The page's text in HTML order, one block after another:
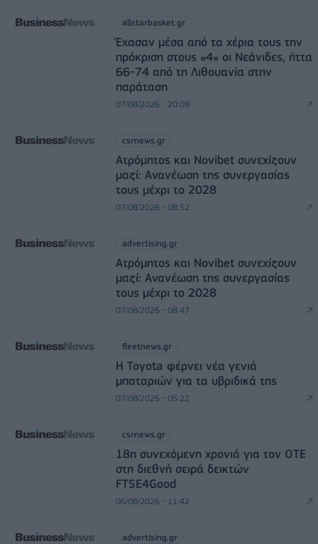
allstarbasket.gr
Έχασαν μέσα από τα χέρια τους την
πρόκριση στους «4» οι Νεάνιδες, ήττα
66-74 από τη Λιθουανία στην
παράταση
07/08/2026 - 20:09
csrnews.gr
Ατρόμητος και Novibet συνεχίζουν
μαζί: Ανανέωση της συνεργασίας
τους μέχρι το 2028
07/08/2026 - 08:52
advertising.gr
Ατρόμητος και Novibet συνεχίζουν
μαζί: Ανανέωση της συνεργασίας
τους μέχρι το 2028
07/08/2026 - 08:47
fleetnews.gr
Η Toyota φέρνει νέα γενιά
μπαταριών για τα υβριδικά της
07/08/2026 - 05:22
csrnews.gr
18η συνεχόμενη χρονιά για τον ΟΤΕ
στη διεθνή σειρά δεικτών
FTSE4Good
06/08/2026 - 11:42
advertising.gr